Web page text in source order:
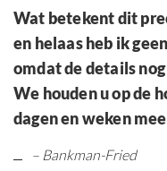
Wat betekent dit
en helaas heb ik
omdat de details
We houden u op de
dagen en weken
– Bankman-Fried